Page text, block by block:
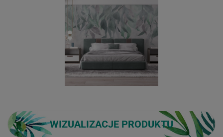
WIZUALIZACJE PRODUKTU